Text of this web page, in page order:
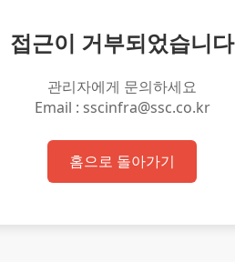
접근이 거부되었습니다
관리자에게 문의하세요
Email : sscinfra@ssc.co.kr
홈으로 돌아가기